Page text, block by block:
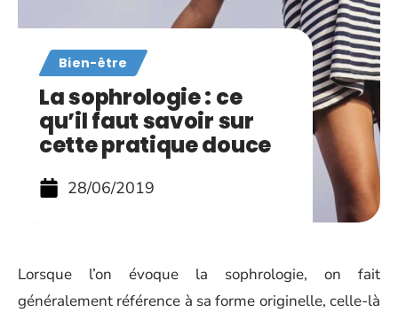
Bien-être
La sophrologie : ce
qu’il faut savoir sur
cette pratique douce
28/06/2019
Lorsque l’on évoque la sophrologie, on fait
généralement référence à sa forme originelle, celle-là